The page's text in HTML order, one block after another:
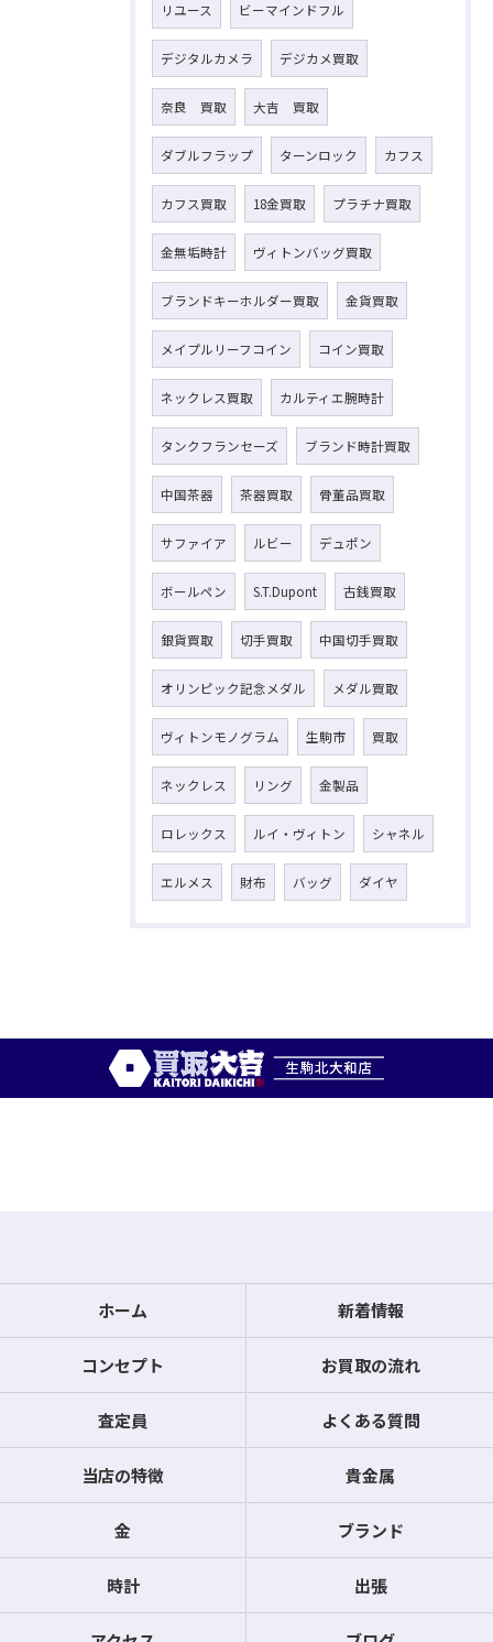
リユース ビーマインドフル
デジタルカメラ デジカメ買取
奈良 買取 大吉 買取
ダブルフラップ ターンロック カフス
カフス買取 18金買取 プラチナ買取
金無垢時計 ヴィトンバッグ買取
ブランドキーホルダー買取 金貨買取
メイプルリーフコイン コイン買取
ネックレス買取 カルティエ腕時計
タンクフランセーズ ブランド時計買取
中国茶器 茶器買取 骨董品買取
サファイア ルビー デュポン
ボールペン S.T.Dupont 古銭買取
銀貨買取 切手買取 中国切手買取
オリンピック記念メダル メダル買取
ヴィトンモノグラム 生駒市 買取
ネックレス リング 金製品
ロレックス ルイ・ヴィトン シャネル
エルメス 財布 バッグ ダイヤ
ホーム 新着情報
コンセプト お買取の流れ
査定員 よくある質問
当店の特徴 貴金属
金 ブランド
時計 出張